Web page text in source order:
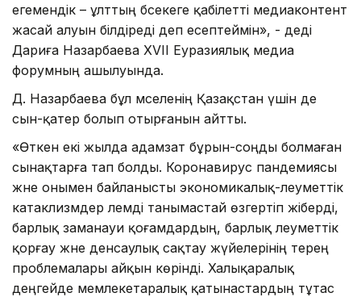
егемендік – ұлттың бәсекеге қабілетті медиаконтент
жасай алуын білдіреді деп есептеймін», - деді
Дариға Назарбаева XVII Еуразиялық медиа
форумның ашылуында.
Д. Назарбаева бұл мәселенің Қазақстан үшін де
сын-қатер болып отырғанын айтты.
«Өткен екі жылда адамзат бұрын-соңды болмаған
сынақтарға тап болды. Коронавирус пандемиясы
және онымен байланысты экономикалық-әлеуметтік
катаклизмдер әлемді танымастай өзгертіп жіберді,
барлық заманауи қоғамдардың, барлық әлеуметтік
қорғау және денсаулық сақтау жүйелерінің терең
проблемалары айқын көрінді. Халықаралық
деңгейде мемлекетаралық қатынастардың тұтас